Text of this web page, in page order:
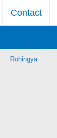
Contact
Rohingya